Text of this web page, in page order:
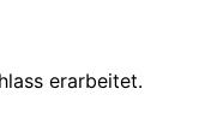
erarbeitet.